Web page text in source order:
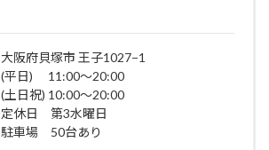
大阪府貝塚市 王子1027−1
(平日) 11:00～20:00
(土日祝) 10:00～20:00
定休日 第3水曜日
駐車場 50台あり